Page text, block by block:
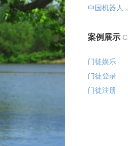
案例展示
门徒娱乐
门徒登录
门徒注册